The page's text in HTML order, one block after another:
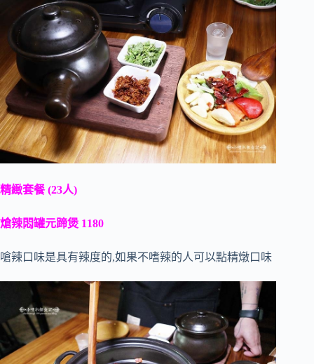
精緻套餐 (23人)
熗辣悶罐元蹄煲 1180
嗆辣口味是具有辣度的,如果不嗜辣的人可以點精燉口味